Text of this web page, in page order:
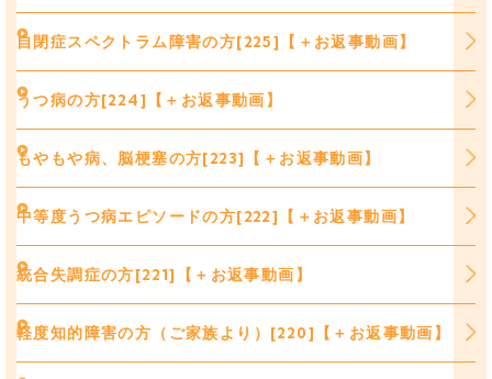
自閉症スペクトラム障害の方[225]【＋お返事動画】
うつ病の方[224]【＋お返事動画】
もやもや病、脳梗塞の方[223]【＋お返事動画】
中等度うつ病エピソードの方[222]【＋お返事動画】
統合失調症の方[221]【＋お返事動画】
軽度知的障害の方（ご家族より）[220]【＋お返事動画】